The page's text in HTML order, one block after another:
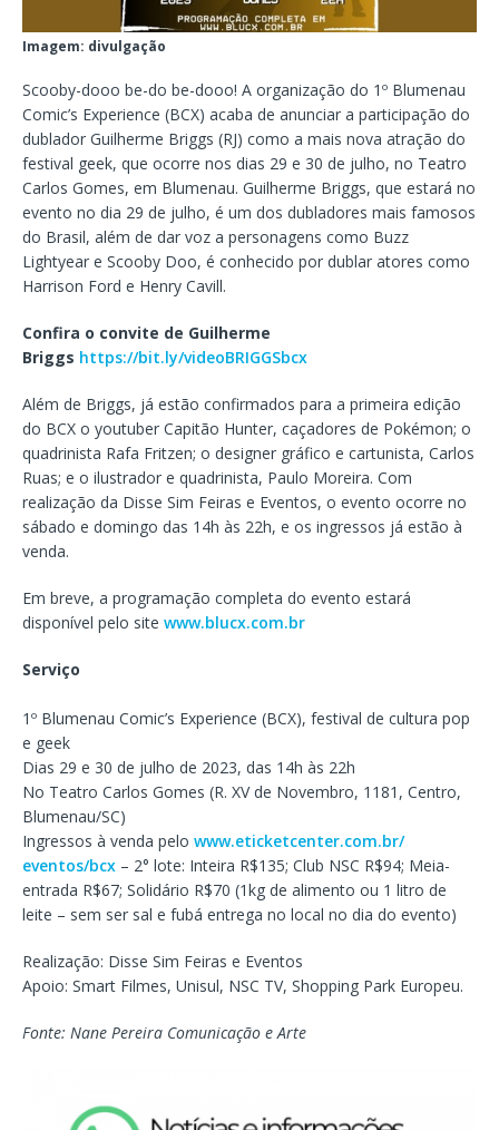
Imagem: divulgação
Scooby-dooo be-do be-dooo! A organização do 1º Blumenau
Comic’s Experience (BCX) acaba de anunciar a participação do
dublador Guilherme Briggs (RJ) como a mais nova atração do
festival geek, que ocorre nos dias 29 e 30 de julho, no Teatro
Carlos Gomes, em Blumenau. Guilherme Briggs, que estará no
evento no dia 29 de julho, é um dos dubladores mais famosos
do Brasil, além de dar voz a personagens como Buzz
Lightyear e Scooby Doo, é conhecido por dublar atores como
Harrison Ford e Henry Cavill.
Confira o convite de Guilherme
Briggs https://bit.ly/videoBRIGGSbcx
Além de Briggs, já estão confirmados para a primeira edição
do BCX o youtuber Capitão Hunter, caçadores de Pokémon; o
quadrinista Rafa Fritzen; o designer gráfico e cartunista, Carlos
Ruas; e o ilustrador e quadrinista, Paulo Moreira. Com
realização da Disse Sim Feiras e Eventos, o evento ocorre no
sábado e domingo das 14h às 22h, e os ingressos já estão à
venda.
Em breve, a programação completa do evento estará
disponível pelo site www.blucx.com.br
Serviço
1º Blumenau Comic’s Experience (BCX), festival de cultura pop
e geek
Dias 29 e 30 de julho de 2023, das 14h às 22h
No Teatro Carlos Gomes (R. XV de Novembro, 1181, Centro,
Blumenau/SC)
Ingressos à venda pelo www.eticketcenter.com.br/
eventos/bcx – 2° lote: Inteira R$135; Club NSC R$94; Meia-
entrada R$67; Solidário R$70 (1kg de alimento ou 1 litro de
leite – sem ser sal e fubá entrega no local no dia do evento)
Realização: Disse Sim Feiras e Eventos
Apoio: Smart Filmes, Unisul, NSC TV, Shopping Park Europeu.
Fonte: Nane Pereira Comunicação e Arte